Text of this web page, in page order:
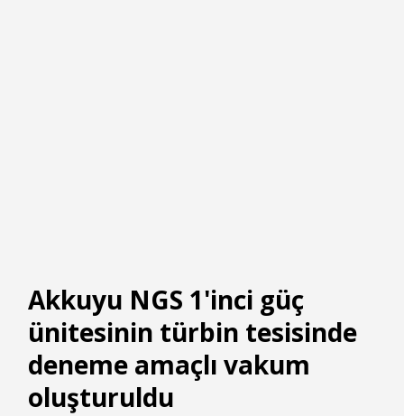
Akkuyu NGS 1'inci güç
ünitesinin türbin tesisinde
deneme amaçlı vakum
oluşturuldu